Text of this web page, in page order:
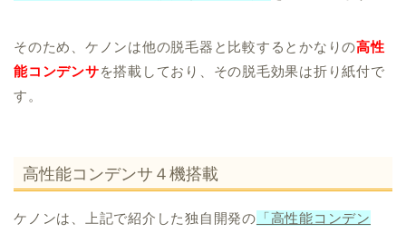
そのため、ケノンは他の脱毛器と比較するとかなりの高性
能コンデンサを搭載しており、その脱毛効果は折り紙付で
す。
高性能コンデンサ４機搭載
ケノンは、上記で紹介した独自開発の 「高性能コンデン